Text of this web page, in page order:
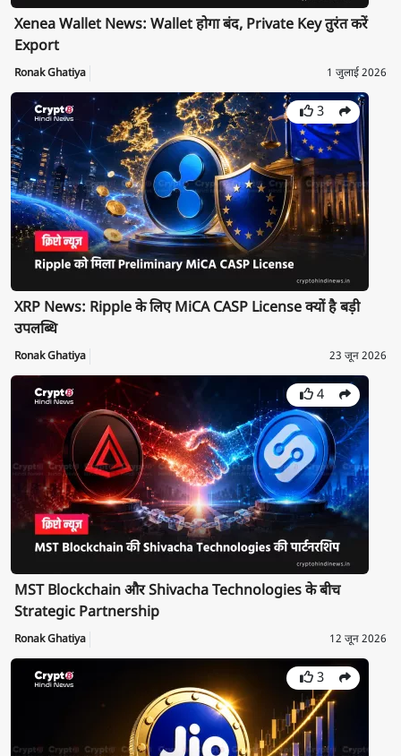
Xenea Wallet News: Wallet होगा बंद, Private Key तुरंत करें
Export
Ronak Ghatiya 1 जुलाई 2026
3
XRP News: Ripple के लिए MiCA CASP License क्यों है बड़ी
उपलब्धि
Ronak Ghatiya 23 जून 2026
4
MST Blockchain और Shivacha Technologies के बीच
Strategic Partnership
Ronak Ghatiya 12 जून 2026
3